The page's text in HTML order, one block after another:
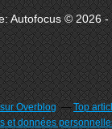
Autofocus © 2026
Overblog Top
et données